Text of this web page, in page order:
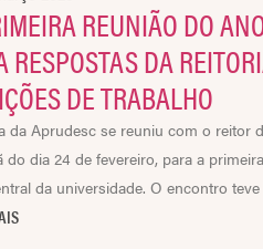
REUNIÃO DO
RESPOSTAS DA
DE TRABALHO
da Aprudesc se reuniu com o reitor
do dia 24 de fevereiro, para a
da universidade. O encontro